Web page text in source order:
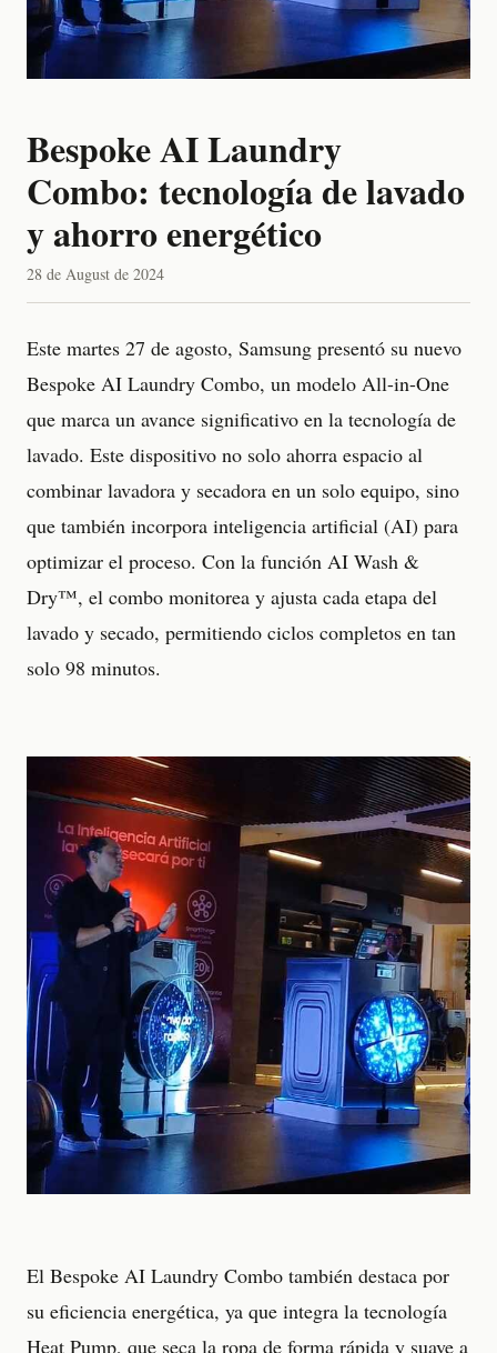
Bespoke AI Laundry
Combo: tecnología de lavado
y ahorro energético
28 de August de 2024
Este martes 27 de agosto, Samsung presentó su nuevo
Bespoke AI Laundry Combo, un modelo All-in-One
que marca un avance significativo en la tecnología de
lavado. Este dispositivo no solo ahorra espacio al
combinar lavadora y secadora en un solo equipo, sino
que también incorpora inteligencia artificial (AI) para
optimizar el proceso. Con la función AI Wash &
Dry™, el combo monitorea y ajusta cada etapa del
lavado y secado, permitiendo ciclos completos en tan
solo 98 minutos.
El Bespoke AI Laundry Combo también destaca por
su eficiencia energética, ya que integra la tecnología
Heat Pump, que seca la ropa de forma rápida y suave a